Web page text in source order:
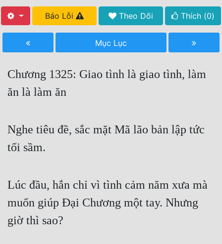
Truyện Mới Ra
Hoàn Thành
Free
Hậu Cung
Truyện Dịch
Truyện Nhập Môn
Xa Lộ Dịch
Cung Đấu
Báo Lỗi Theo Dõi Thích (0)
Mục Lục
Chương 1325: Giao tình là giao tình, làm
ăn là làm ăn
Nghe tiêu đề, sắc mặt Mã lão bản lập tức
tối sầm.
Lúc đầu, hắn chỉ vì tình cảm năm xưa mà
muốn giúp Đại Chương một tay. Nhưng
giờ thì sao?